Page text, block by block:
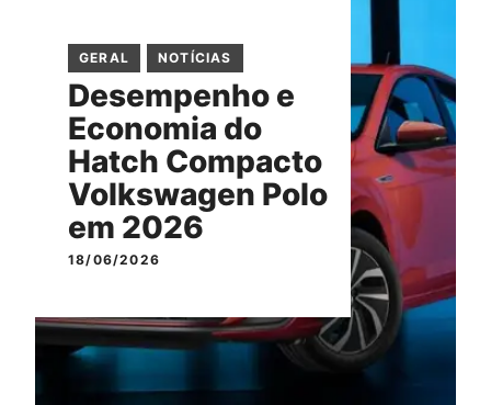
GERAL NOTÍCIAS
Desempenho e
Economia do
Hatch Compacto
Volkswagen Polo
em 2026
18/06/2026